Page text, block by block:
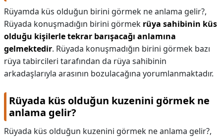
Rüyamda küs olduğun birini görmek ne anlama gelir?,
Rüyada konuşmadığın birini görmek rüya sahibinin küs
olduğu kişilerle tekrar barışacağı anlamına
gelmektedir. Rüyada konuşmadığın birini görmek bazı
rüya tabircileri tarafından da rüya sahibinin
arkadaşlarıyla arasının bozulacağına yorumlanmaktadır.
Rüyada küs olduğun kuzenini görmek ne
anlama gelir?
Rüyada küs olduğun kuzenini görmek ne anlama gelir?,